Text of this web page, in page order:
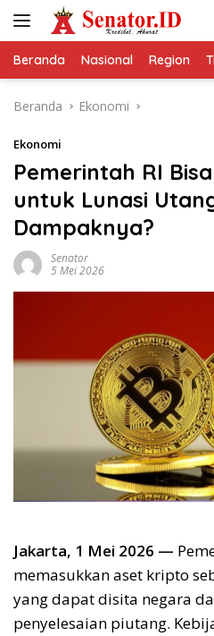
Beranda Nasional Region
Beranda Ekonomi
Ekonomi
Pemerintah RI
untuk Lunasi
Dampaknya?
Senator
5 Mei 2026
Jakarta, 1 Mei 2026 —
memasukkan aset kripto
yang dapat disita negara
penyelesaian piutang.